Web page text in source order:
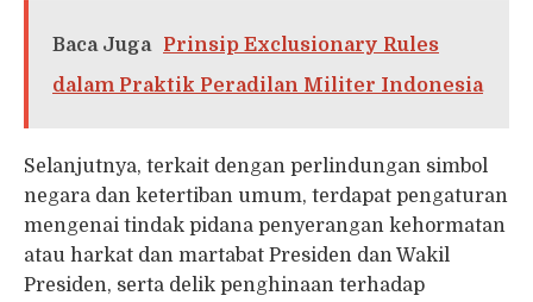
Baca Juga
Prinsip Exclusionary Rules
dalam Praktik Peradilan Militer Indonesia
Selanjutnya, terkait dengan perlindungan simbol
negara dan ketertiban umum, terdapat pengaturan
mengenai tindak pidana penyerangan kehormatan
atau harkat dan martabat Presiden dan Wakil
Presiden, serta delik penghinaan terhadap